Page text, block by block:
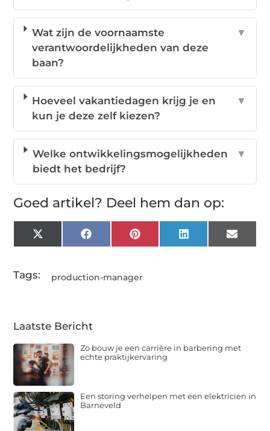
Wat zijn de voornaamste
verantwoordelijkheden van deze
baan?
▼
Hoeveel vakantiedagen krijg je en
kun je deze zelf kiezen?
▼
Welke ontwikkelingsmogelijkheden
biedt het bedrijf?
▼
Goed artikel? Deel hem dan op:
X
(Twitter)
FacebookPinterestLinkedInEmail
Tags: production-manager
Laatste Bericht
Zo bouw je een carrière in barbering met
echte praktijkervaring
Een storing verhelpen met een elektricien in
Barneveld